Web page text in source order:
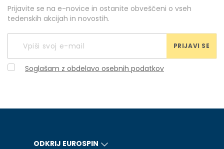
Prijavite se na e-novice in ostanite obveščeni o vseh
tedenskih akcijah in novostih.
PRIJAVI SE
Soglašam z obdelavo osebnih podatkov
ODKRIJ EUROSPIN